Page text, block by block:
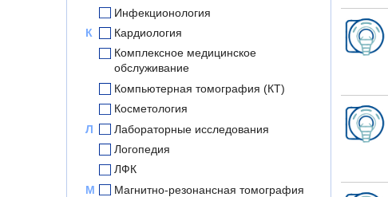
Инфекционология
К
Кардиология
Комплексное медицинское
обслуживание
Компьютерная томография (КТ)
Косметология
Л
Лабораторные исследования
Логопедия
ЛФК
М
Магнитно-резонансная томография